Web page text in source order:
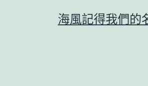
海風記得我們的